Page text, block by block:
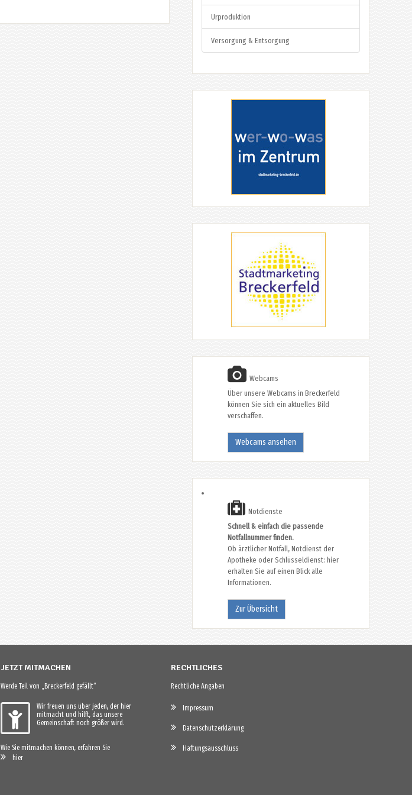
Urproduktion
Versorgung & Entsorgung
Webcams
Über unsere Webcams in Breckerfeld
können Sie sich ein aktuelles Bild
verschaffen.
Webcams ansehen
Notdienste
Schnell & einfach die passende
Notfallnummer finden.
Ob ärztlicher Notfall, Notdienst der
Apotheke oder Schlüsseldienst: hier
erhalten Sie auf einen Blick alle
Informationen.
Zur Übersicht
JETZT MITMACHEN
Werde Teil von „Breckerfeld gefällt“
Wir freuen uns über jeden, der hier
mitmacht und hilft, das unsere
Gemeinschaft noch größer wird.
Wie Sie mitmachen können, erfahren Sie
hier
RECHTLICHES
Rechtliche Angaben
Impressum
Datenschutzerklärung
Haftungsausschluss